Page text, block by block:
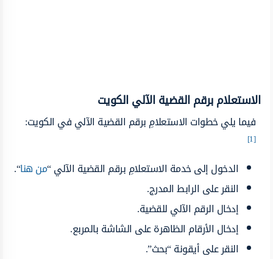
الاستعلام برقم القضية الآلي الكويت
فيما يلي خطوات الاستعلامِ برقم القضية الآلي في الكويت:
[1]
الدخول إلى خدمة الاستعلامِ برقم القضية الآلي “من هنا“.
النقر على الرابط المدرج.
إدخال الرقم الآلي للقضية.
إدخال الأرقام الظاهرة على الشاشة بالمربع.
النقر على أيقونة “بحث”.